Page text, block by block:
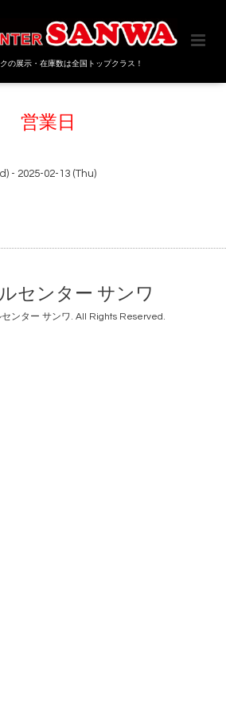
の展示・在庫数は全国トップクラス！
営業日
- 2025-02-13 (Thu)
センター サンワ
ンター サンワ. All Rights Reserved.